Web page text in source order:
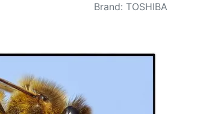
Brand: TOSHIBA